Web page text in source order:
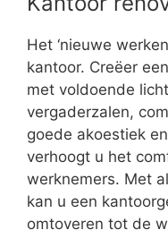
Het ‘nieuwe
kantoor. Creëer
met voldoende
vergaderzalen,
goede akoestiek
verhoogt u het
werknemers. Met
kan u een
omtoveren tot de